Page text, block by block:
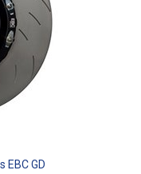
EBC GD